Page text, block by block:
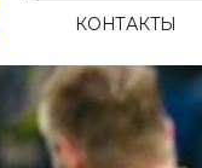
КОНТАКТЫ